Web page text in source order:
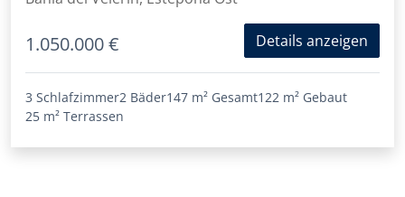
1.050.000 € Details anzeigen
3 Schlafzimmer2 Bäder147 m² Gesamt122 m² Gebaut
25 m² Terrassen